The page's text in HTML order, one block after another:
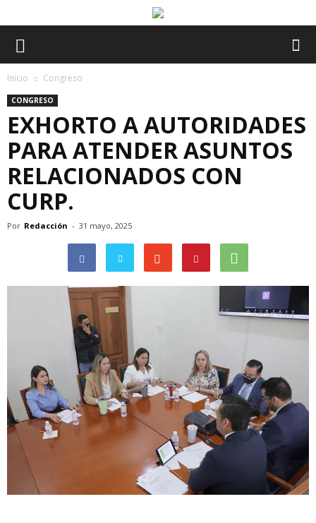
Inicio Congreso
CONGRESO
EXHORTO A AUTORIDADES
PARA ATENDER ASUNTOS
RELACIONADOS CON
CURP.
Por Redacción - 31 mayo, 2025